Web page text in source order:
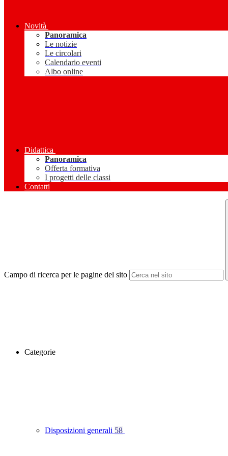
Novità
Panoramica
Le notizie
Le circolari
Calendario eventi
Albo online
Didattica
Panoramica
Offerta formativa
I progetti delle classi
Contatti
Campo di ricerca per le pagine del sito
Categorie
Disposizioni generali 58